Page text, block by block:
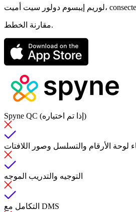
مقارنة الخطط.
Spyne QC (إذا تم اختياره)
لوحة الأرقام والتسلسل وصور اللافتات
التوجيه والتدريب الموجه
التكامل مع DMS